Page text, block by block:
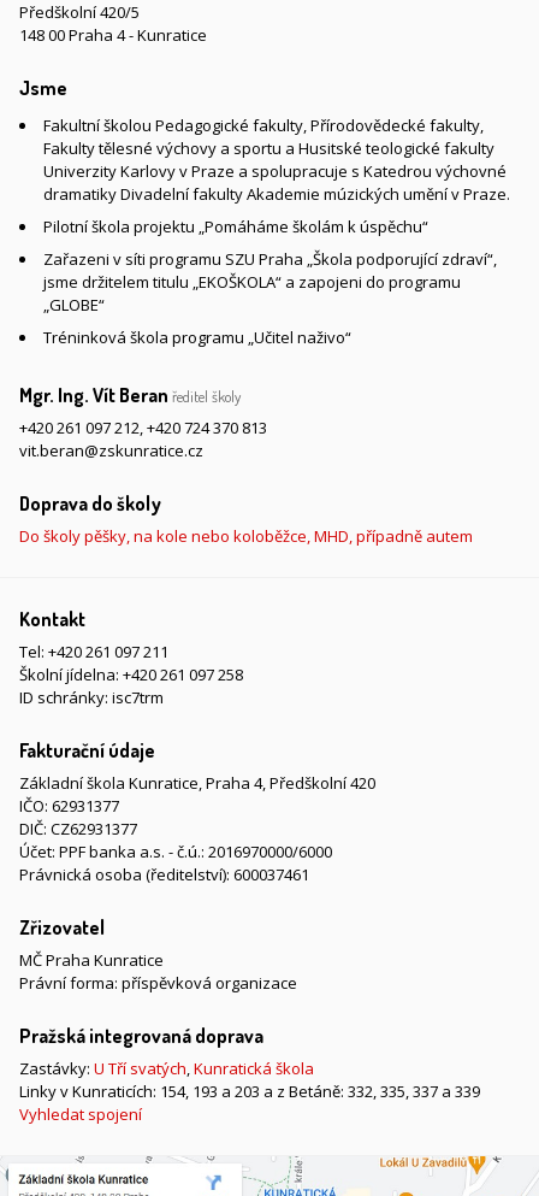
Předškolní 420/5
148 00 Praha 4 - Kunratice
Jsme
Fakultní školou Pedagogické fakulty, Přírodovědecké fakulty,
Fakulty tělesné výchovy a sportu a Husitské teologické fakulty
Univerzity Karlovy v Praze a spolupracuje s Katedrou výchovné
dramatiky Divadelní fakulty Akademie múzických umění v Praze.
Pilotní škola projektu „Pomáháme školám k úspěchu“
Zařazeni v síti programu SZU Praha „Škola podporující zdraví“,
jsme držitelem titulu „EKOŠKOLA“ a zapojeni do programu
„GLOBE“
Tréninková škola programu „Učitel naživo“
Mgr. Ing. Vít Beran ředitel školy
+420 261 097 212,+420 724 370 813
vit.beran@zskunratice.cz
Doprava do školy
Do školy pěšky, na kole nebo koloběžce, MHD, případně autem
Kontakt
Tel: +420 261 097 211
Školní jídelna: +420 261 097 258
ID schránky: isc7trm
Fakturační údaje
Základní škola Kunratice, Praha 4, Předškolní 420
IČO: 62931377
DIČ: CZ62931377
Účet: PPF banka a.s. - č.ú.: 2016970000/6000
Právnická osoba (ředitelství): 600037461
Zřizovatel
MČ Praha Kunratice
Právní forma: příspěvková organizace
Pražská integrovaná doprava
Zastávky: U Tří svatých,Kunratická škola
Linky v Kunraticích: 154, 193 a 203 a z Betáně: 332, 335, 337 a 339
Vyhledat spojení